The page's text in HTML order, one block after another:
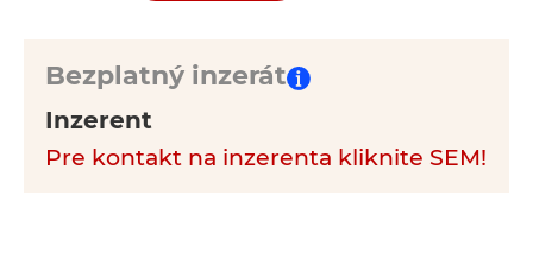
Bezplatný inzerát
Inzerent
Pre kontakt na inzerenta kliknite SEM!